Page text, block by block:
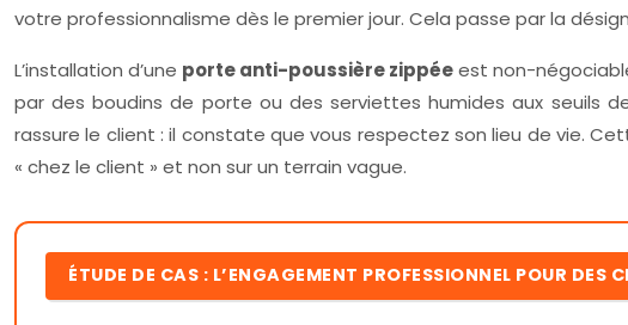
votre professionnalisme dès le premier jour. Cela passe par la
L’installation d’une porte anti-poussière zippéeest non-
par des boudins de porte ou des serviettes humides aux seuils
rassure le client : il constate que vous respectez son lieu de vie.
« chez le client » et non sur un terrain vague.
ÉTUDE DE CAS : L’ENGAGEMENT PROFESSIONNEL POUR DES